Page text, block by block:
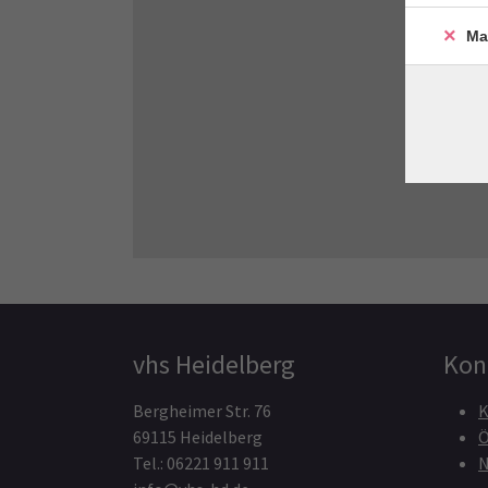
vhs Heidelberg
Bergheimer Str. 76
69115 Heidelberg
Tel.: 06221 911 911